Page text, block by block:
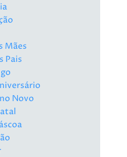
Mães
Pais
Novo